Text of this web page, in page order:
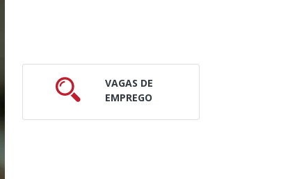
VAGAS DE
EMPREGO